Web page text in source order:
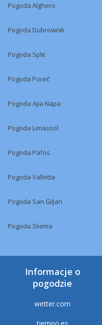
Pogoda Alghero
Pogoda Dubrownik
Pogoda Split
Pogoda Poreč
Pogoda Ajia Napa
Pogoda Limassol
Pogoda Pafos
Pogoda Valletta
Pogoda San Ġiljan
Pogoda Sliema
Informacje o
pogodzie
wetter.com